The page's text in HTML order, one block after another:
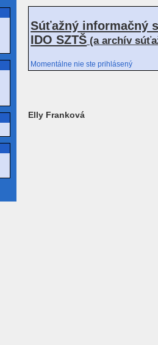
Súťažný informačný
IDO SZTŠ (a archív
Momentálne nie ste prihlásený
Elly Franková